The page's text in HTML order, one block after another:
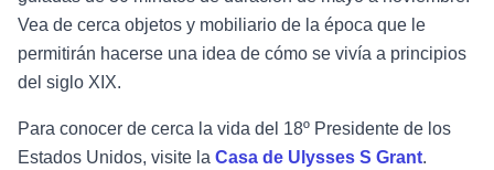
Vea de cerca objetos y mobiliario de la época que le
permitirán hacerse una idea de cómo se vivía a principios
del siglo XIX.
Para conocer de cerca la vida del 18º Presidente de los
Estados Unidos, visite la Casa de Ulysses S Grant.